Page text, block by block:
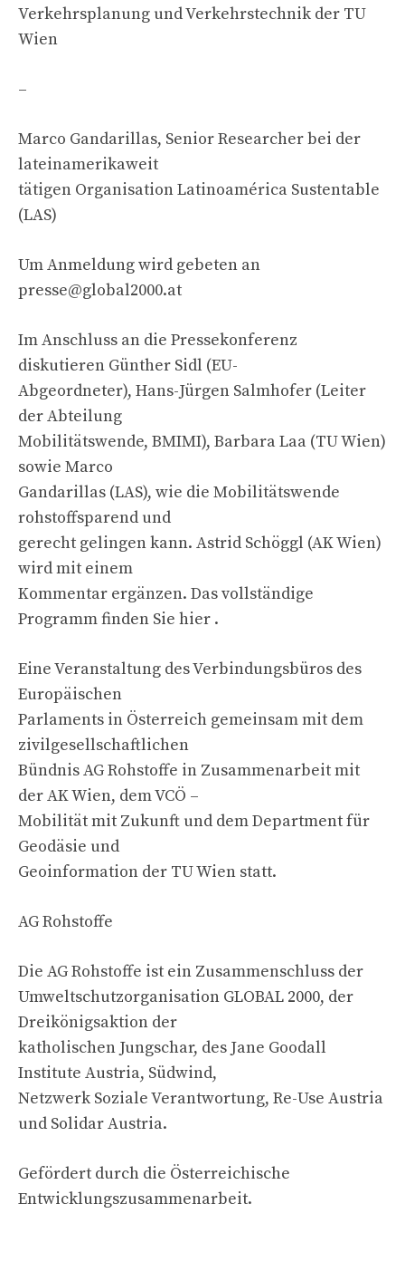
Verkehrsplanung und Verkehrstechnik der TU
Wien
–
Marco Gandarillas, Senior Researcher bei der
lateinamerikaweit
tätigen Organisation Latinoamérica Sustentable
(LAS)
Um Anmeldung wird gebeten an
presse@global2000.at
Im Anschluss an die Pressekonferenz
diskutieren Günther Sidl (EU-
Abgeordneter), Hans-Jürgen Salmhofer (Leiter
der Abteilung
Mobilitätswende, BMIMI), Barbara Laa (TU Wien)
sowie Marco
Gandarillas (LAS), wie die Mobilitätswende
rohstoffsparend und
gerecht gelingen kann. Astrid Schöggl (AK Wien)
wird mit einem
Kommentar ergänzen. Das vollständige
Programm finden Sie hier .
Eine Veranstaltung des Verbindungsbüros des
Europäischen
Parlaments in Österreich gemeinsam mit dem
zivilgesellschaftlichen
Bündnis AG Rohstoffe in Zusammenarbeit mit
der AK Wien, dem VCÖ –
Mobilität mit Zukunft und dem Department für
Geodäsie und
Geoinformation der TU Wien statt.
AG Rohstoffe
Die AG Rohstoffe ist ein Zusammenschluss der
Umweltschutzorganisation GLOBAL 2000, der
Dreikönigsaktion der
katholischen Jungschar, des Jane Goodall
Institute Austria, Südwind,
Netzwerk Soziale Verantwortung, Re-Use Austria
und Solidar Austria.
Gefördert durch die Österreichische
Entwicklungszusammenarbeit.